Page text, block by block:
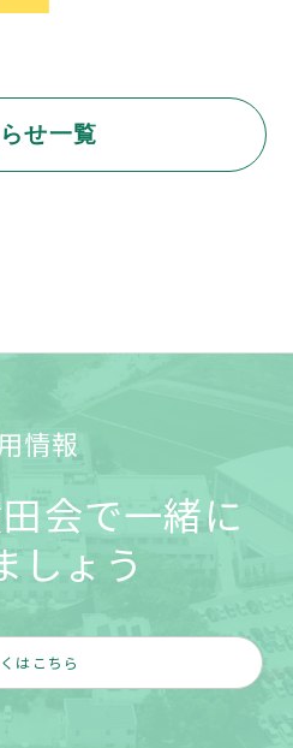
せ一覧
情報
会で一緒に
しょう
はこちら